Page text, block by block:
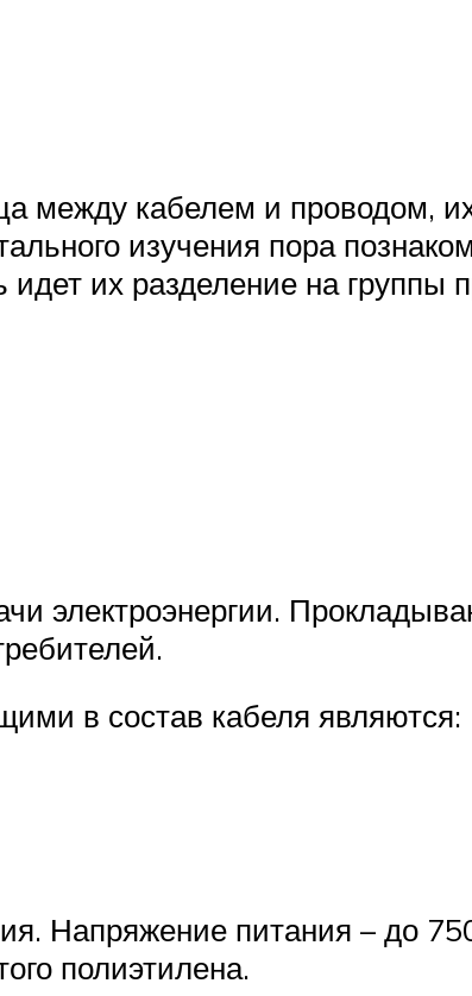
между кабелем и проводом,
изучения пора
их разделение на группы
электроэнергии.
в состав кабеля являются:
Напряжение питания – до
полиэтилена.